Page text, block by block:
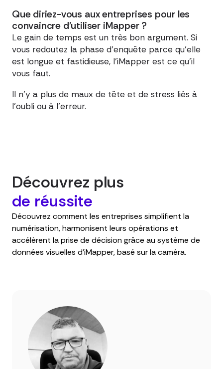
Que diriez-vous aux entreprises pour les
convaincre d'utiliser iMapper ?
Le gain de temps est un très bon argument. Si
vous redoutez la phase d'enquête parce qu'elle
est longue et fastidieuse, l'iMapper est ce qu'il
vous faut.
Il n'y a plus de maux de tête et de stress liés à
l'oubli ou à l'erreur.
Découvrez plus
de réussite
Découvrez comment les entreprises simplifient la
numérisation, harmonisent leurs opérations et
accélèrent la prise de décision grâce au système de
données visuelles d’iMapper, basé sur la caméra.